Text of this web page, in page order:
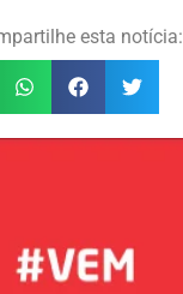
esta notícia: